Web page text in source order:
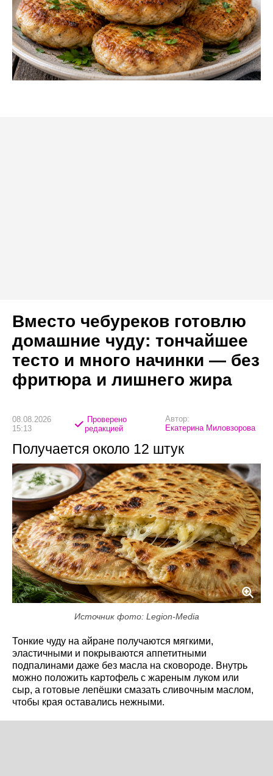
Вместо чебуреков готовлю
домашние чуду: тончайшее
тесто и много начинки — без
фритюра и лишнего жира
08.08.2026
15:13
Проверено
редакцией
Автор:
Екатерина Миловзорова
Получается около 12 штук
Источник фото: Legion-Media
Тонкие чуду на айране получаются мягкими,
эластичными и покрываются аппетитными
подпалинами даже без масла на сковороде. Внутрь
можно положить картофель с жареным луком или
сыр, а готовые лепёшки смазать сливочным маслом,
чтобы края оставались нежными.